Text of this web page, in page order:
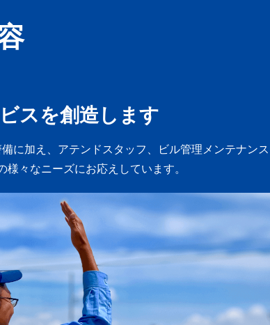
スを創造します
に加え、 アテンドスタッフ、ビル管理メンテナン
々なニーズにお応えしています。